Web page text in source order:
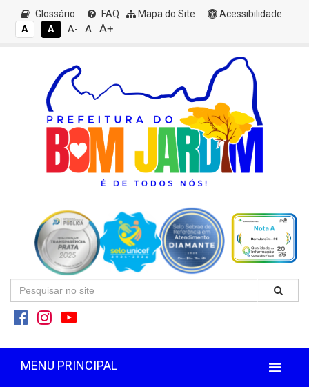
Glossário FAQ Mapa do Site
Acessibilidade
A
A A- A A+
MENU PRINCIPAL